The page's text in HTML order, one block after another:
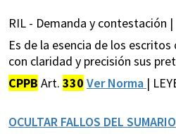
RIL - Demanda y contestación |
Es de la esencia de los
con claridad y precisión sus
CPPB Art. 330 Ver Norma |
OCULTAR FALLOS DEL SUMARIO